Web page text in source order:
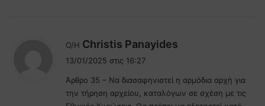
Ο/Η Christis Panayides
ι
:
13/01/2025 στις 16:27
Άρθρο 35 – Να διασαφηνιστεί η αρμόδια αρχή για
την τήρηση αρχείου, καταλόγων σε σχέση με τις